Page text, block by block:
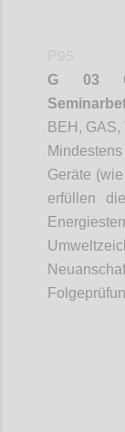
G 03
BEH, GAS,
Geräte
erfüllen